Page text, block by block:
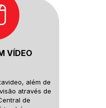
VÍDEO
além de
através de
de